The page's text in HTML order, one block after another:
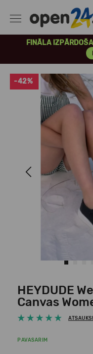
FINĀLA
Previous
-42%
HEYDUDE
Canvas
PAVASARIM